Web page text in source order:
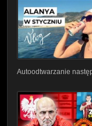
Autoodtwarzanie